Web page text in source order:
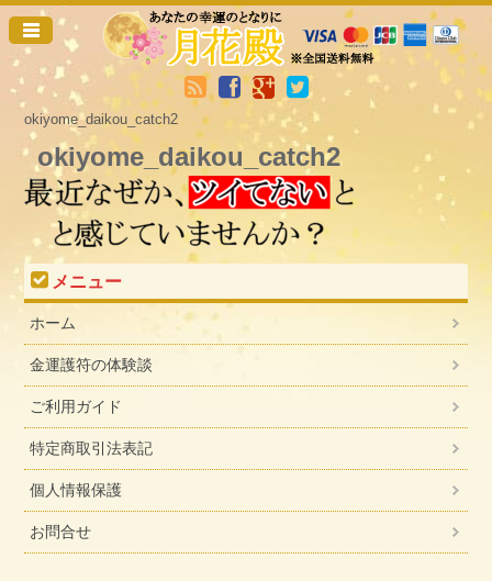
okiyome_daikou_catch2
okiyome_daikou_catch2
メニュー
ホーム
金運護符の体験談
ご利用ガイド
特定商取引法表記
個人情報保護
お問合せ